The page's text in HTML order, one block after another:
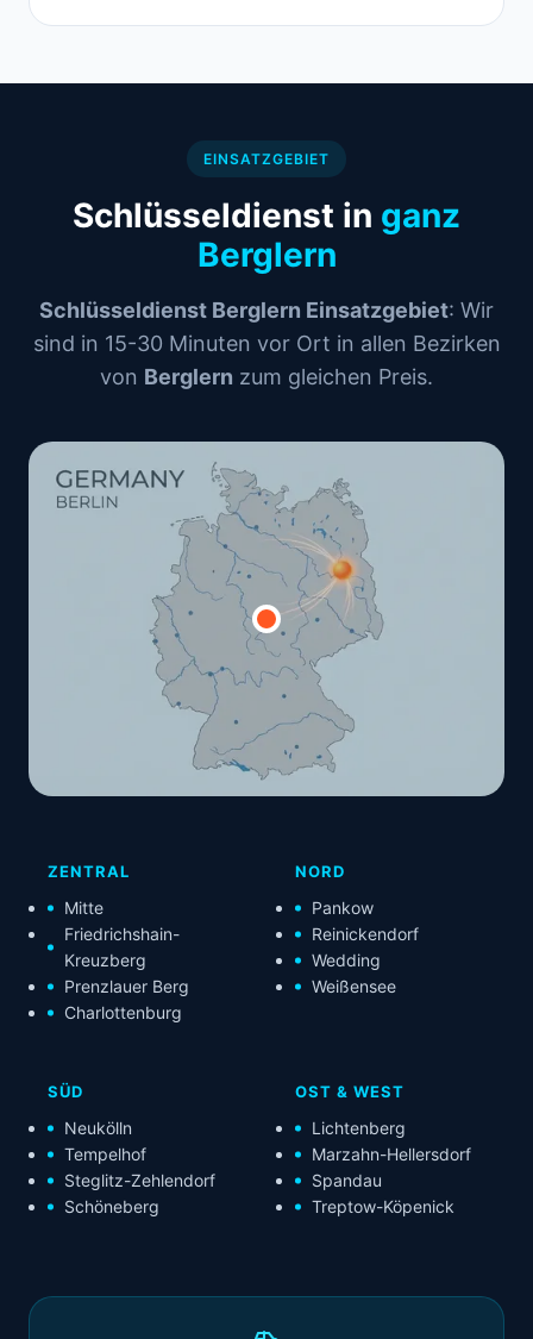
EINSATZGEBIET
Schlüsseldienst in ganz
Berglern
Schlüsseldienst Berglern Einsatzgebiet: Wir
sind in 15-30 Minuten vor Ort in allen Bezirken
von Berglern zum gleichen Preis.
ZENTRAL
Mitte
Friedrichshain-
Kreuzberg
Prenzlauer Berg
Charlottenburg
NORD
Pankow
Reinickendorf
Wedding
Weißensee
SÜD
Neukölln
Tempelhof
Steglitz-Zehlendorf
Schöneberg
OST & WEST
Lichtenberg
Marzahn-Hellersdorf
Spandau
Treptow-Köpenick